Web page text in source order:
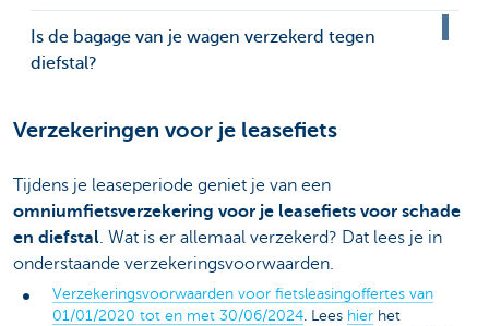
Is de bagage van je wagen verzekerd tegen
diefstal?
Verzekeringen voor je leasefiets
Tijdens je leaseperiode geniet je van een
omniumfietsverzekering voor je leasefiets voor schade
en diefstal. Wat is er allemaal verzekerd? Dat lees je in
onderstaande verzekeringsvoorwaarden.
Verzekeringsvoorwaarden voor fietsleasingoffertes van
01/01/2020 tot en met 30/06/2024. Lees hier het